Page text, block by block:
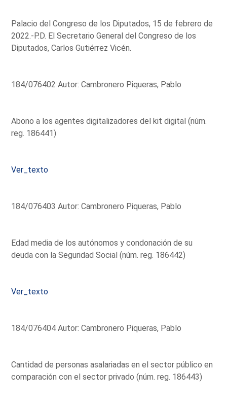
Palacio del Congreso de los Diputados, 15 de febrero de
2022.-P.D. El Secretario General del Congreso de los
Diputados, Carlos Gutiérrez Vicén.
184/076402 Autor: Cambronero Piqueras, Pablo
Abono a los agentes digitalizadores del kit digital (núm.
reg. 186441)
Ver_texto
184/076403 Autor: Cambronero Piqueras, Pablo
Edad media de los autónomos y condonación de su
deuda con la Seguridad Social (núm. reg. 186442)
Ver_texto
184/076404 Autor: Cambronero Piqueras, Pablo
Cantidad de personas asalariadas en el sector público en
comparación con el sector privado (núm. reg. 186443)